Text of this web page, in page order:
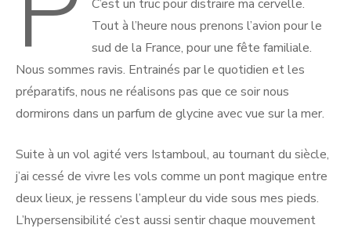
C’est un truc pour distraire ma cervelle.
Tout à l’heure nous prenons l’avion pour le
sud de la France, pour une fête familiale.
Nous sommes ravis. Entrainés par le quotidien et les
préparatifs, nous ne réalisons pas que ce soir nous
dormirons dans un parfum de glycine avec vue sur la mer.
Suite à un vol agité vers Istamboul, au tournant du siècle,
j’ai cessé de vivre les vols comme un pont magique entre
deux lieux, je ressens l’ampleur du vide sous mes pieds.
L’hypersensibilité c’est aussi sentir chaque mouvement